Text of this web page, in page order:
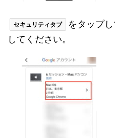
セキュリティタブ をタップし
してください。